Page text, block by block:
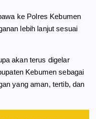
ke Polres Kebumen
lebih lanjut sesuai
akan terus digelar
Kebumen sebagai
yang aman, tertib, dan